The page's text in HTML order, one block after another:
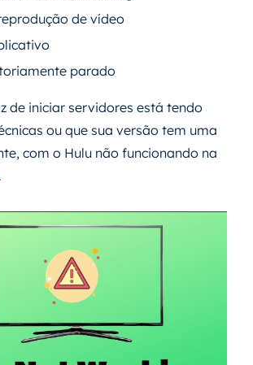
de vídeo
parado
de iniciar servidores está tendo
ou que sua versão tem uma
com o Hulu não funcionando na